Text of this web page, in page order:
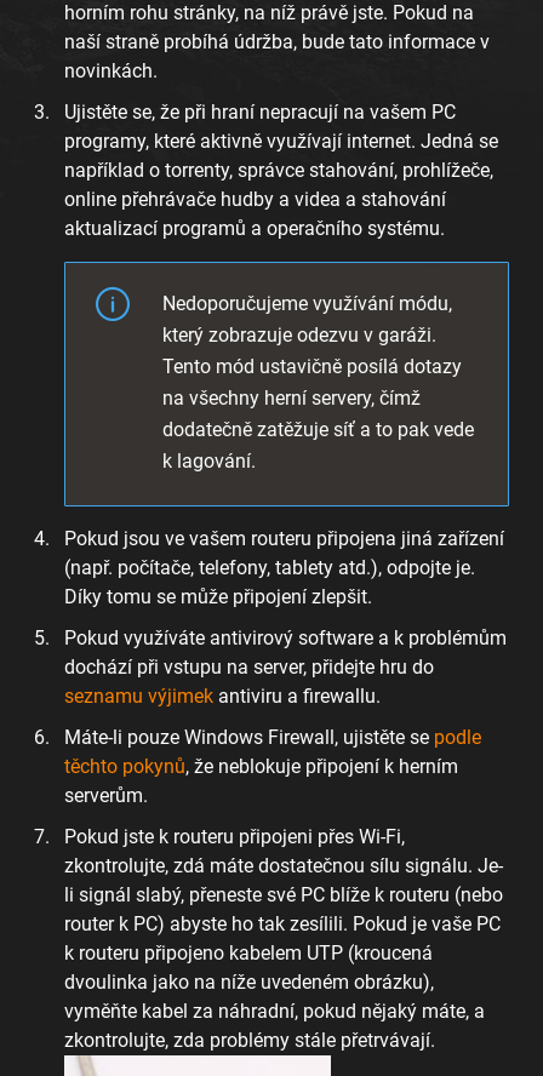
horním rohu stránky, na níž právě jste. Pokud na
naší straně probíhá údržba, bude tato informace v
novinkách.
Ujistěte se, že při hraní nepracují na vašem PC
programy, které aktivně využívají internet. Jedná se
například o torrenty, správce stahování, prohlížeče,
online přehrávače hudby a videa a stahování
aktualizací programů a operačního systému.
Nedoporučujeme využívání módu,
který zobrazuje odezvu v garáži.
Tento mód ustavičně posílá dotazy
na všechny herní servery, čímž
dodatečně zatěžuje síť a to pak vede
k lagování.
Pokud jsou ve vašem routeru připojena jiná zařízení
(např. počítače, telefony, tablety atd.), odpojte je.
Díky tomu se může připojení zlepšit.
Pokud využíváte antivirový software a k problémům
dochází při vstupu na server, přidejte hru do
seznamu výjimek antiviru a firewallu.
Máte-li pouze Windows Firewall, ujistěte se podle
těchto pokynů, že neblokuje připojení k herním
serverům.
Pokud jste k routeru připojeni přes Wi-Fi,
zkontrolujte, zdá máte dostatečnou sílu signálu. Je-
li signál slabý, přeneste své PC blíže k routeru (nebo
router k PC) abyste ho tak zesílili. Pokud je vaše PC
k routeru připojeno kabelem UTP (kroucená
dvoulinka jako na níže uvedeném obrázku),
vyměňte kabel za náhradní, pokud nějaký máte, a
zkontrolujte, zda problémy stále přetrvávají.